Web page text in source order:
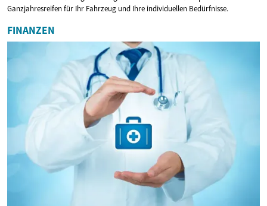
Ganzjahresreifen für Ihr Fahrzeug und Ihre individuellen Bedürfnisse.
FINANZEN